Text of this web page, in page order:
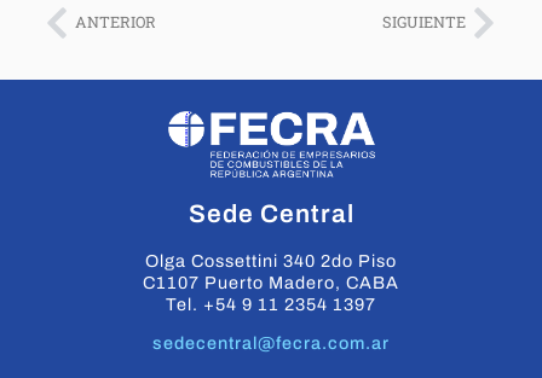
ANTERIOR SIGUIENTE
Sede Central
Olga Cossettini 340 2do Piso
C1107 Puerto Madero, CABA
Tel. +54 9 11 2354 1397
sedecentral@fecra.com.ar